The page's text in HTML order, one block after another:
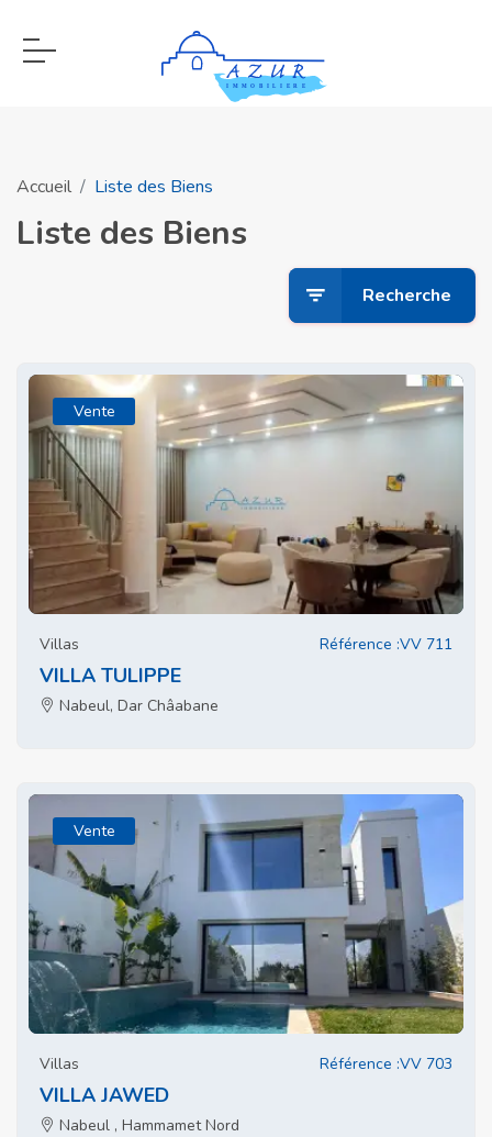
Accueil Liste des Biens
Liste des Biens
Recherche
Vente
Villas Référence :VV 711
VILLA TULIPPE
Nabeul, Dar Châabane
Vente
Villas Référence :VV 703
VILLA JAWED
Nabeul , Hammamet Nord